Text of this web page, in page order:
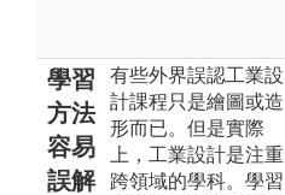
學習
方法
容易
誤解
有些外界誤認工業設
計課程只是繪圖或造
形而已。但是實際
上，工業設計是注重
跨領域的學科。學習